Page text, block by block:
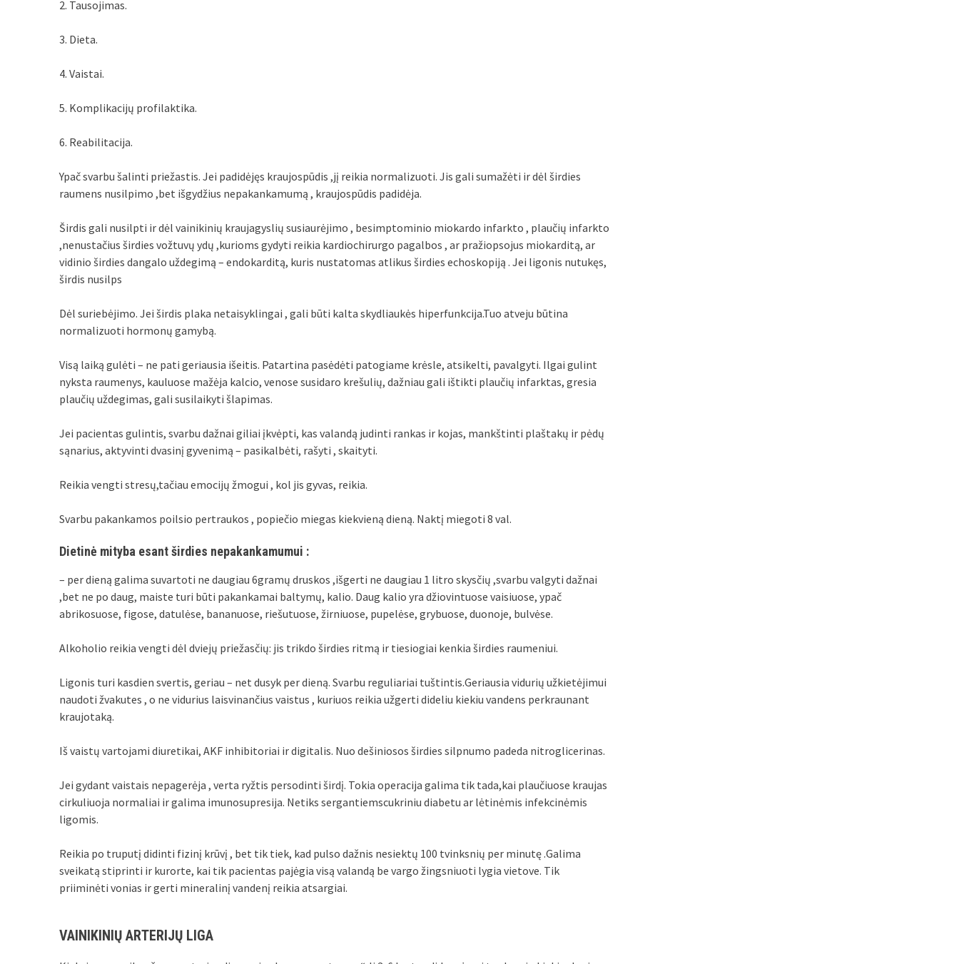
2. Tausojimas.
3. Dieta.
4. Vaistai.
5. Komplikacijų profilaktika.
6. Reabilitacija.
Ypač svarbu šalinti priežastis. Jei padidėjęs kraujospūdis ,jį reikia normalizuoti. Jis gali sumažėti ir dėl širdies
raumens nusilpimo ,bet išgydžius nepakankamumą , kraujospūdis padidėja.
Širdis gali nusilpti ir dėl vainikinių kraujagyslių susiaurėjimo , besimptominio miokardo infarkto , plaučių infarkto
,nenustačius širdies vožtuvų ydų ,kurioms gydyti reikia kardiochirurgo pagalbos , ar pražiopsojus miokarditą, ar
vidinio širdies dangalo uždegimą – endokarditą, kuris nustatomas atlikus širdies echoskopiją . Jei ligonis nutukęs,
širdis nusilps
Dėl suriebėjimo. Jei širdis plaka netaisyklingai , gali būti kalta skydliaukės hiperfunkcija.Tuo atveju būtina
normalizuoti hormonų gamybą.
Visą laiką gulėti – ne pati geriausia išeitis. Patartina pasėdėti patogiame krėsle, atsikelti, pavalgyti. Ilgai gulint
nyksta raumenys, kauluose mažėja kalcio, venose susidaro krešulių, dažniau gali ištikti plaučių infarktas, gresia
plaučių uždegimas, gali susilaikyti šlapimas.
Jei pacientas gulintis, svarbu dažnai giliai įkvėpti, kas valandą judinti rankas ir kojas, mankštinti plaštakų ir pėdų
sąnarius, aktyvinti dvasinį gyvenimą – pasikalbėti, rašyti , skaityti.
Reikia vengti stresų,tačiau emocijų žmogui , kol jis gyvas, reikia.
Svarbu pakankamos poilsio pertraukos , popiečio miegas kiekvieną dieną. Naktį miegoti 8 val.
Dietinė mityba esant širdies nepakankamumui :
– per dieną galima suvartoti ne daugiau 6gramų druskos ,išgerti ne daugiau 1 litro skysčių ,svarbu valgyti dažnai
,bet ne po daug, maiste turi būti pakankamai baltymų, kalio. Daug kalio yra džiovintuose vaisiuose, ypač
abrikosuose, figose, datulėse, bananuose, riešutuose, žirniuose, pupelėse, grybuose, duonoje, bulvėse.
Alkoholio reikia vengti dėl dviejų priežasčių: jis trikdo širdies ritmą ir tiesiogiai kenkia širdies raumeniui.
Ligonis turi kasdien svertis, geriau – net dusyk per dieną. Svarbu reguliariai tuštintis.Geriausia vidurių užkietėjimui
naudoti žvakutes , o ne vidurius laisvinančius vaistus , kuriuos reikia užgerti dideliu kiekiu vandens perkraunant
kraujotaką.
Iš vaistų vartojami diuretikai, AKF inhibitoriai ir digitalis. Nuo dešiniosos širdies silpnumo padeda nitroglicerinas.
Jei gydant vaistais nepagerėja , verta ryžtis persodinti širdį. Tokia operacija galima tik tada,kai plaučiuose kraujas
cirkuliuoja normaliai ir galima imunosupresija. Netiks sergantiemscukriniu diabetu ar lėtinėmis infekcinėmis
ligomis.
Reikia po truputį didinti fizinį krūvį , bet tik tiek, kad pulso dažnis nesiektų 100 tvinksnių per minutę .Galima
sveikatą stiprinti ir kurorte, kai tik pacientas pajėgia visą valandą be vargo žingsniuoti lygia vietove. Tik
priiminėti vonias ir gerti mineralinį vandenį reikia atsargiai.
VAINIKINIŲ ARTERIJŲ LIGA